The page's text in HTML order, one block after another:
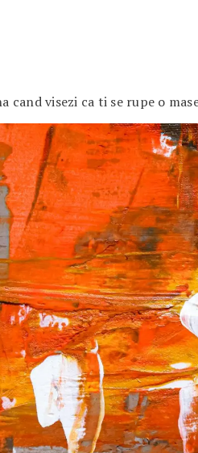
cand visezi ca ti se rupe o